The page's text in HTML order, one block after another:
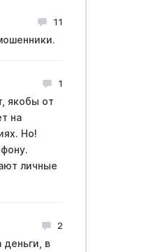
11
1
якобы от
на
Но!
личные
2
в